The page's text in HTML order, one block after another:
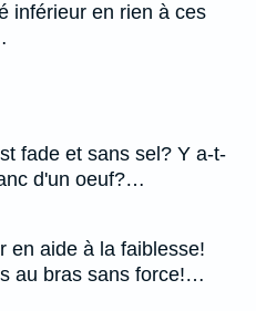
inférieur en rien à ces
fade et sans sel? Y a-t-
d'un oeuf?…
en aide à la faiblesse!
au bras sans force!…